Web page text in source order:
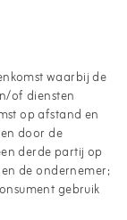
waarbij de
of diensten
op afstand en
door de
derde partij op
de ondernemer;
gebruik